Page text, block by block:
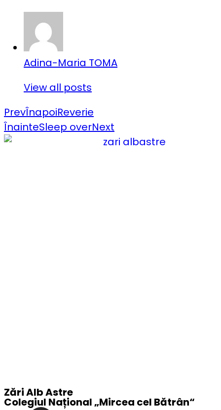
Adina-Maria TOMA
View all posts
PrevÎnapoiReverie
ÎnainteSleep overNext
Zări Alb Astre
Colegiul Național „Mircea cel Bătrân“